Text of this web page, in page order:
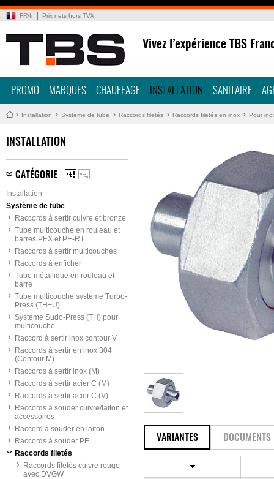
FR/fr Prix nets hors TVA
Vivez l’expérience TBS
PROMO MARQUES CHAUFFAGE INSTALLATION SANITAIRE
Installation Système de tube Raccords filetés Raccords filetés en inox Pour
INSTALLATION
CATÉGORIE
Installation
Système de tube
Raccords à sertir cuivre et bronze
Tube multicouche en rouleau et
barres PEX et PE-RT
Raccords à sertir multicouches
Raccords à enficher
Tube métallique en rouleau et
barre
Tube multicouche système Turbo-
Press (TH+U)
Système Sudo-Press (TH) pour
multicouche
Raccord à sertir inox contour V
Raccords à sertir en inox 304
(Contour M)
Raccords à sertir inox (M)
Raccords à sertir acier C (M)
Raccords à sertir acier C (V)
Raccords à souder cuivre/laiton et
accessoires
Raccord à souder en laiton
Raccords à souder PE
Raccords filetés
Raccords filetés cuivre rouge
avec DVGW
VARIANTES DOCUMENTS